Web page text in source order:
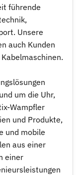
führende
Unsere
auch Kunden
um die Uhr,
Wampfler
und Produkte,
und mobile
aus einer
einer